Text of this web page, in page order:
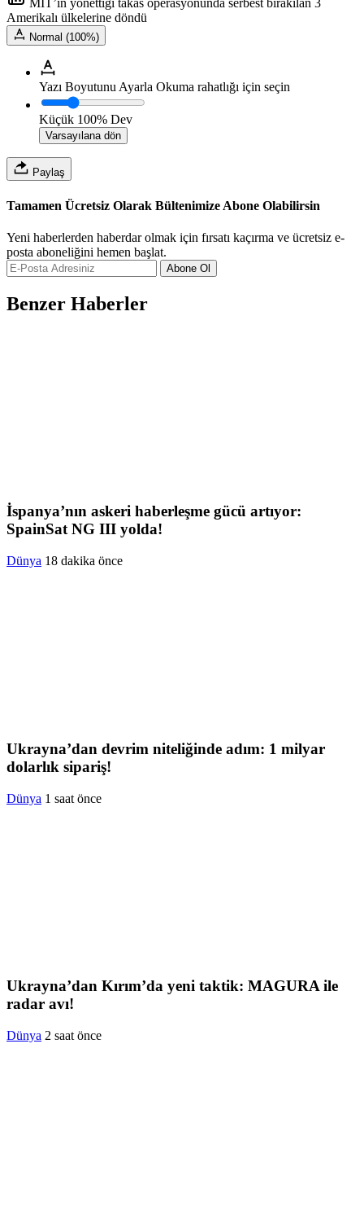
MİT’in yönettiği takas operasyonunda serbest bırakılan 3
Amerikalı ülkelerine döndü
Normal (100%)
Yazı Boyutunu Ayarla Okuma rahatlığı için seçin
Küçük 100% Dev
Varsayılana dön
Paylaş
Tamamen Ücretsiz Olarak Bültenimize Abone Olabilirsin
Yeni haberlerden haberdar olmak için fırsatı kaçırma ve ücretsiz e-
posta aboneliğini hemen başlat.
Abone Ol
Benzer Haberler
İspanya’nın askeri haberleşme gücü artıyor:
SpainSat NG III yolda!
Dünya 18 dakika önce
Ukrayna’dan devrim niteliğinde adım: 1 milyar
dolarlık sipariş!
Dünya 1 saat önce
Ukrayna’dan Kırım’da yeni taktik: MAGURA ile
radar avı!
Dünya 2 saat önce